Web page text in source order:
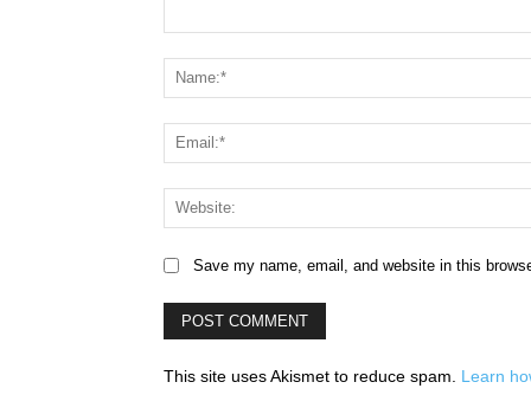
Save my name, email, and website in this
This site uses Akismet to reduce spam. Learn